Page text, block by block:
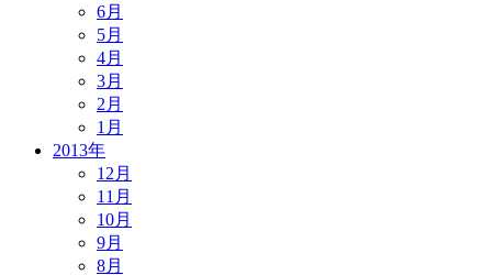
6月
5月
4月
3月
2月
1月
2013年
12月
11月
10月
9月
8月